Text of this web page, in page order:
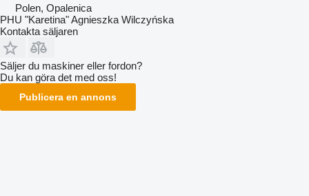
Polen, Opalenica
PHU "Karetina" Agnieszka Wilczyńska
Kontakta säljaren
Säljer du maskiner eller fordon?
Du kan göra det med oss!
Publicera en annons